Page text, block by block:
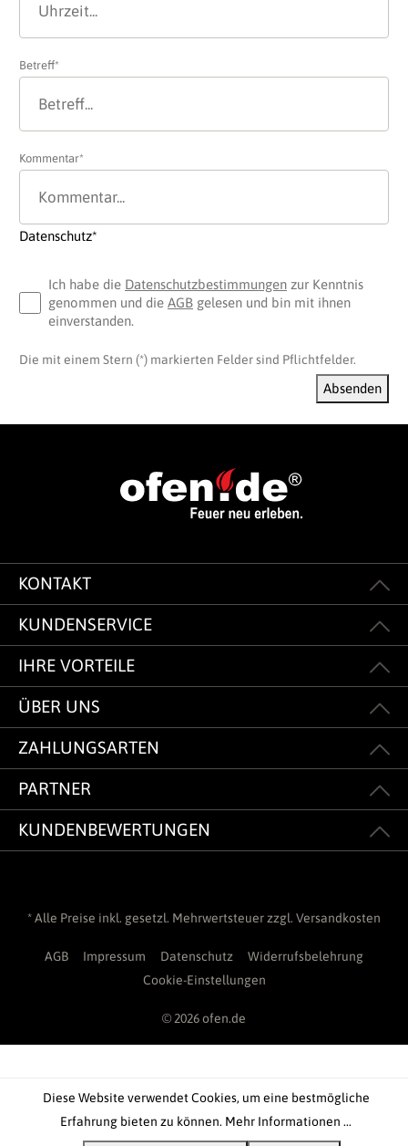
Betreff*
Kommentar*
Datenschutz*
Ich habe die Datenschutzbestimmungen zur Kenntnis
genommen und die AGB gelesen und bin mit ihnen
einverstanden.
Die mit einem Stern (*) markierten Felder sind Pflichtfelder.
Absenden
KONTAKT
KUNDENSERVICE
IHRE VORTEILE
ÜBER UNS
ZAHLUNGSARTEN
PARTNER
KUNDENBEWERTUNGEN
* Alle Preise inkl. gesetzl. Mehrwertsteuer zzgl. Versandkosten
AGB Impressum Datenschutz
Widerrufsbelehrung
Cookie-Einstellungen
© 2026 ofen.de
Diese Website verwendet Cookies, um eine bestmögliche
Erfahrung bieten zu können. Mehr Informationen ...